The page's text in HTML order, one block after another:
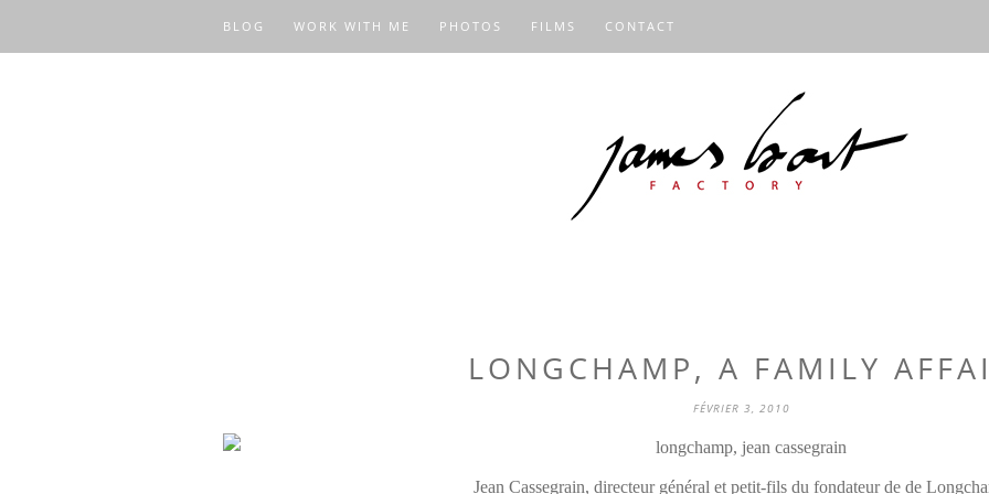
BLOG WORK WITH ME PHOTOS FILMS CONTACT
LONGCHAMP, A FAMILY
FÉVRIER 3, 2010
Jean Cassegrain, directeur général et petit-fils du fondateur de de